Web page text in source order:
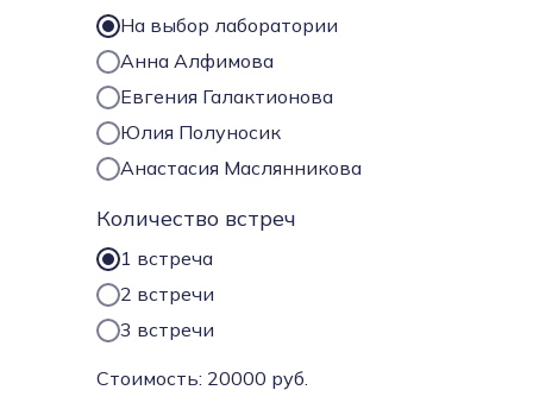
На выбор лаборатории
Анна Алфимова
Евгения Галактионова
Юлия Полуносик
Анастасия Маслянникова
Количество встреч
1 встреча
2 встречи
3 встречи
Стоимость: 20000 руб.